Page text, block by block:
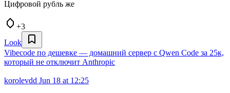
Цифровой рубль же
+3
Look
Vibecode по дешевке — домашний сервер с Qwen Code за 25к,
который не отключит Anthropic
korolevdd Jun 18 at 12:25